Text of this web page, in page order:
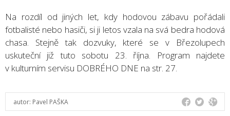
Na rozdíl od jiných let, kdy hodovou zábavu pořádali
fotbalisté nebo hasiči, si ji letos vzala na svá bedra hodová
chasa. Stejně tak dozvuky, které se v Březolupech
uskuteční již tuto sobotu 23. října. Program najdete
v kulturním servisu DOBRÉHO DNE na str. 27.
autor: Pavel PAŠKA